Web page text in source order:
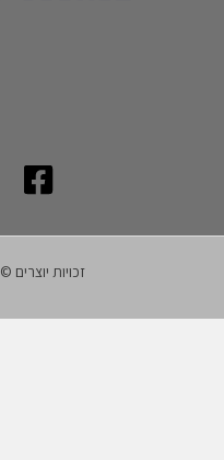
זכויות יוצרים © 2026 יעד לב מחשבים